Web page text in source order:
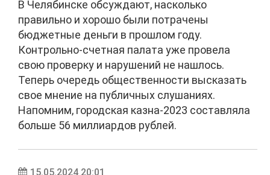
В Челябинске обсуждают, насколько
правильно и хорошо были потрачены
бюджетные деньги в прошлом году.
Контрольно-счетная палата уже провела
свою проверку и нарушений не нашлось.
Теперь очередь общественности высказать
свое мнение на публичных слушаниях.
Напомним, городская казна-2023 составляла
больше 56 миллиардов рублей.
15.05.2024 20:01